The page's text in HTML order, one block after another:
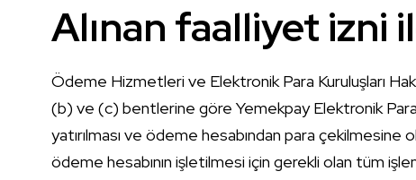
Alınan faalliyet izni
Ödeme Hizmetleri ve Elektronik Para Kuruluşları
(b) ve (c) bentlerine göre Yemekpay Elektronik
yatırılması ve ödeme hesabından para
ödeme hesabının işletilmesi için gerekli olan tüm